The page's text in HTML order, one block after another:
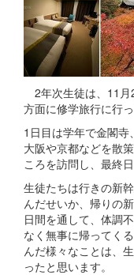
2年次生徒は、11月
方面に修学旅行に行っ
1日目は学年で金閣
大阪や京都などを散
ころを訪問し、最終
生徒たちは行きの新
んだせいか、帰りの
日間を通して、体調
なく無事に帰ってく
んだ様々なことは、
ったと思います。